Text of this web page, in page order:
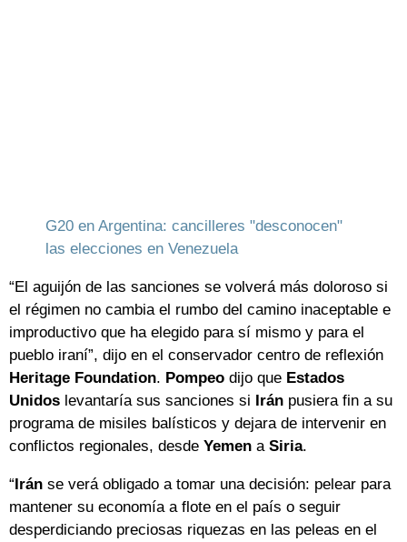
G20 en Argentina: cancilleres "desconocen"
las elecciones en Venezuela
“El aguijón de las sanciones se volverá más doloroso si
el régimen no cambia el rumbo del camino inaceptable e
improductivo que ha elegido para sí mismo y para el
pueblo iraní”, dijo en el conservador centro de reflexión
Heritage Foundation. Pompeo dijo que Estados
Unidos levantaría sus sanciones si Irán pusiera fin a su
programa de misiles balísticos y dejara de intervenir en
conflictos regionales, desde Yemen a Siria.
“Irán se verá obligado a tomar una decisión: pelear para
mantener su economía a flote en el país o seguir
desperdiciando preciosas riquezas en las peleas en el